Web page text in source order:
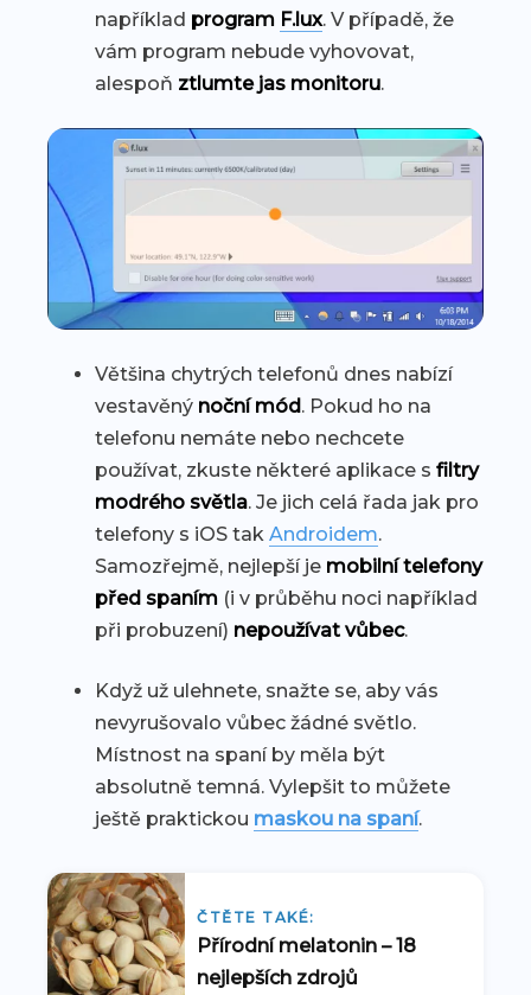
například program F.lux. V případě, že
vám program nebude vyhovovat,
alespoň ztlumte jas monitoru.
Většina chytrých telefonů dnes nabízí
vestavěný noční mód. Pokud ho na
telefonu nemáte nebo nechcete
používat, zkuste některé aplikace s filtry
modrého světla. Je jich celá řada jak pro
telefony s iOS tak Androidem.
Samozřejmě, nejlepší je mobilní telefony
před spaním (i v průběhu noci například
při probuzení) nepoužívat vůbec.
Když už ulehnete, snažte se, aby vás
nevyrušovalo vůbec žádné světlo.
Místnost na spaní by měla být
absolutně temná. Vylepšit to můžete
ještě praktickou maskou na spaní.
ČTĚTE TAKÉ:
Přírodní melatonin – 18
nejlepších zdrojů